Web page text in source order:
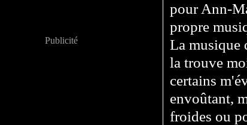
Publicité
pour Ann-
propre
La musique
la trouve
certains
envoûtant,
froides ou